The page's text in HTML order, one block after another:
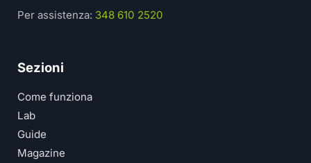
Per assistenza: 348 610 2520
Sezioni
Come funziona
Lab
Guide
Magazine